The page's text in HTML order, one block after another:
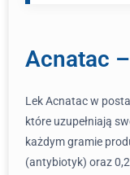
Acnatac
Lek Acnatac w
które uzupełniają
każdym gramie
(antybiotyk) oraz